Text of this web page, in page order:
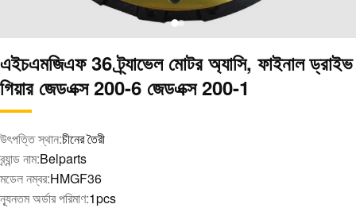
এইচএমজিএফ 36 ট্র্যাভেল মোটর অ্যাসি, ফাইনাল ড্রাইভ
গিয়ার জেডএক্স 200-6 জেডএক্স 200-1
উৎপত্তি স্থান:চীনের তৈরী
ব্র্যান্ড নাম:Belparts
মডেল নম্বর:HMGF36
ন্যূনতম অর্ডার পরিমাণ:1pcs